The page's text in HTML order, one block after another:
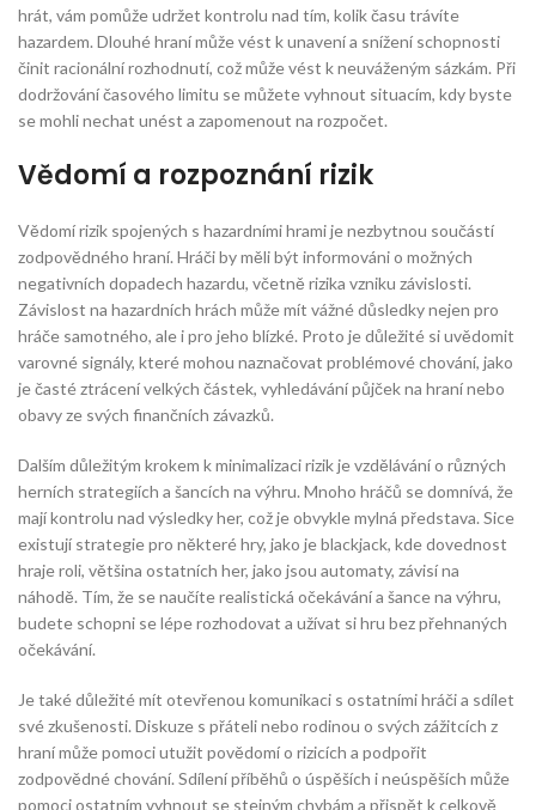
hrát, vám pomůže udržet kontrolu nad tím, kolik času trávíte
hazardem. Dlouhé hraní může vést k unavení a snížení schopnosti
činit racionální rozhodnutí, což může vést k neuváženým sázkám. Při
dodržování časového limitu se můžete vyhnout situacím, kdy byste
se mohli nechat unést a zapomenout na rozpočet.
Vědomí a rozpoznání rizik
Vědomí rizik spojených s hazardními hrami je nezbytnou součástí
zodpovědného hraní. Hráči by měli být informováni o možných
negativních dopadech hazardu, včetně rizika vzniku závislosti.
Závislost na hazardních hrách může mít vážné důsledky nejen pro
hráče samotného, ale i pro jeho blízké. Proto je důležité si uvědomit
varovné signály, které mohou naznačovat problémové chování, jako
je časté ztrácení velkých částek, vyhledávání půjček na hraní nebo
obavy ze svých finančních závazků.
Dalším důležitým krokem k minimalizaci rizik je vzdělávání o různých
herních strategiích a šancích na výhru. Mnoho hráčů se domnívá, že
mají kontrolu nad výsledky her, což je obvykle mylná představa. Sice
existují strategie pro některé hry, jako je blackjack, kde dovednost
hraje roli, většina ostatních her, jako jsou automaty, závisí na
náhodě. Tím, že se naučíte realistická očekávání a šance na výhru,
budete schopni se lépe rozhodovat a užívat si hru bez přehnaných
očekávání.
Je také důležité mít otevřenou komunikaci s ostatními hráči a sdílet
své zkušenosti. Diskuze s přáteli nebo rodinou o svých zážitcích z
hraní může pomoci utužit povědomí o rizicích a podpořit
zodpovědné chování. Sdílení příběhů o úspěších i neúspěších může
pomoci ostatním vyhnout se stejným chybám a přispět k celkově